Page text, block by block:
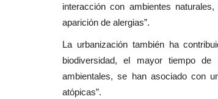
interacción con ambientes
aparición de alergias”.
La urbanización también ha
biodiversidad, el mayor tiempo
ambientales, se han asociado con
atópicas”.
La tradicional celebración
disfrutar de la gastronomía,...